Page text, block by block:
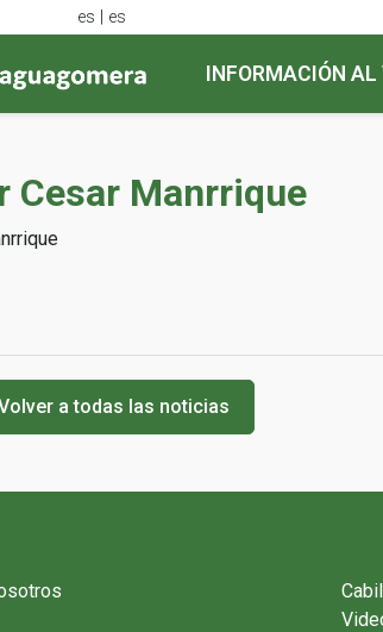
es | es
INFORMACIÓN
Cesar Manrrique
a todas las noticias